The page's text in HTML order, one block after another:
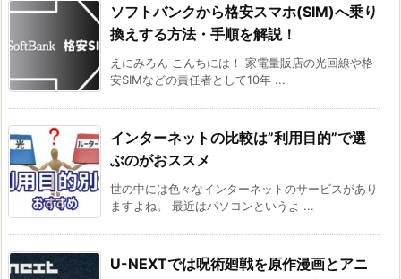
ソフトバンクから格安スマホ(SIM)へ乗り
換えする方法・手順を解説！
えにみろん こんちには！ 家電量販店の光回線や格
安SIMなどの責任者として10年 ...
インターネットの比較は”利用目的”で選
ぶのがおススメ
世の中には色々なインターネットのサービスがあり
ますよね。 最近はパソコンというよ ...
U-NEXTでは呪術廻戦を原作漫画とアニ